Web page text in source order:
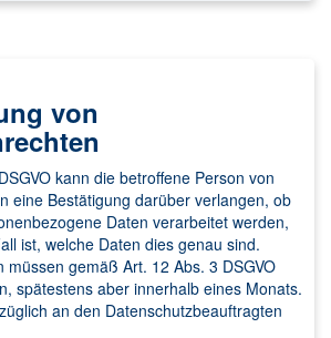
von
kann die betroffene Person von
eine Bestätigung darüber verlangen, ob
Daten verarbeitet werden,
ist, welche Daten dies genau sind.
müssen gemäß Art. 12 Abs. 3 DSGVO
spätestens aber innerhalb eines Monats.
an den Datenschutzbeauftragten